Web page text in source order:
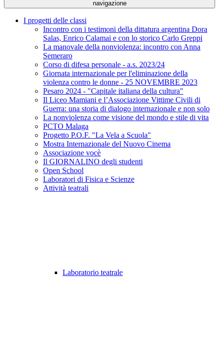
navigazione
I progetti delle classi
Incontro con i testimoni della dittatura argentina Dora
Salas, Enrico Calamai e con lo storico Carlo Greppi
La manovale della nonviolenza: incontro con Anna
Semeraro
Corso di difesa personale - a.s. 2023/24
Giornata internazionale per l'eliminazione della
violenza contro le donne - 25 NOVEMBRE 2023
Pesaro 2024 - "Capitale italiana della cultura"
Il Liceo Mamiani e l’Associazione Vittime Civili di
Guerra: una storia di dialogo internazionale e non solo
La nonviolenza come visione del mondo e stile di vita
PCTO Malaga
Progetto P.O.F. "La Vela a Scuola"
Mostra Internazionale del Nuovo Cinema
Associazione vocè
Il GIORNALINO degli studenti
Open School
Laboratori di Fisica e Scienze
Attività teatrali
Laboratorio teatrale